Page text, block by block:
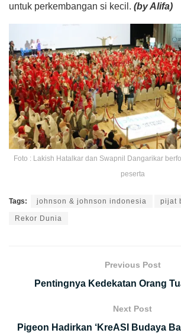
untuk perkembangan si kecil. (by Alifa)
Foto : Lakish Hatalkar dan Swapnil Dangarikar
peserta
Tags: johnson & johnson indonesia pijat
Rekor Dunia
Previous Post
Pentingnya Kedekatan Orang
Next Post
Pigeon Hadirkan ‘KreASI Budaya